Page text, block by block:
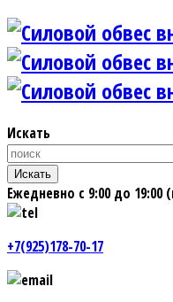
Искать
Искать
Ежедневно с 9:00 до 19:00
+7(925)178-70-17